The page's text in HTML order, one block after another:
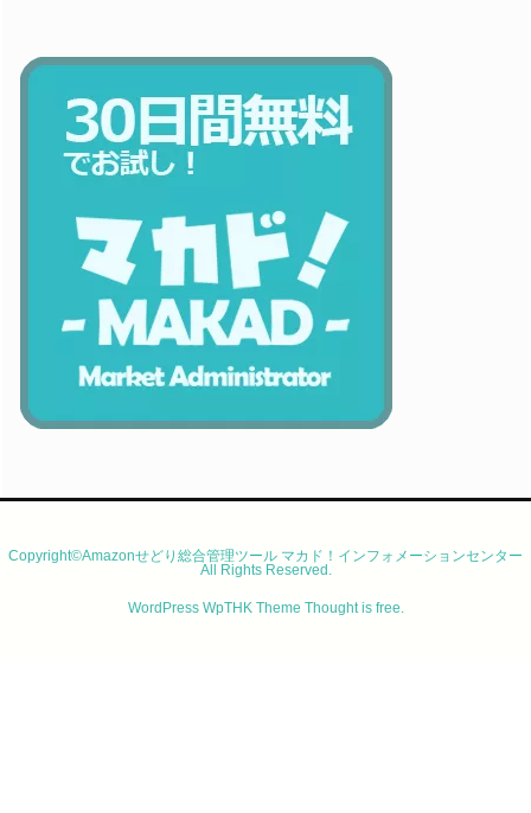
Copyright©Amazonせどり総合管理ツール マカド！インフォメーションセンター
All Rights Reserved.
WordPress WpTHK Theme Thought is free.